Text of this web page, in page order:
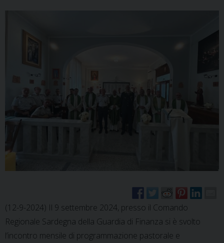
(12-9-2024) Il 9 settembre 2024, presso il Comando
Regionale Sardegna della Guardia di Finanza si è svolto
l’incontro mensile di programmazione pastorale e